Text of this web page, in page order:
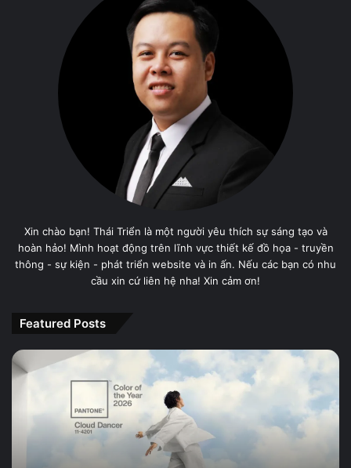
Xin chào bạn! Thái Triển là một người yêu thích sự sáng tạo và
hoàn hảo! Mình hoạt động trên lĩnh vực thiết kế đồ họa - truyền
thông - sự kiện - phát triển website và in ấn. Nếu các bạn có nhu
cầu xin cứ liên hệ nha! Xin cảm ơn!
Featured Posts
PANTONE
11-
Màu